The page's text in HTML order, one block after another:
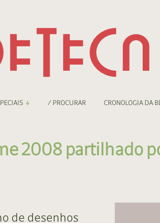
/ PROCURAR CRONOLOGIA DA
2008 partilhado
de desenhos